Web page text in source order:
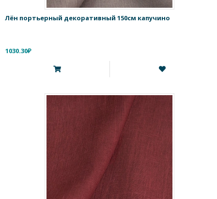
Лён портьерный декоративный 150см капучино
1030.30₽